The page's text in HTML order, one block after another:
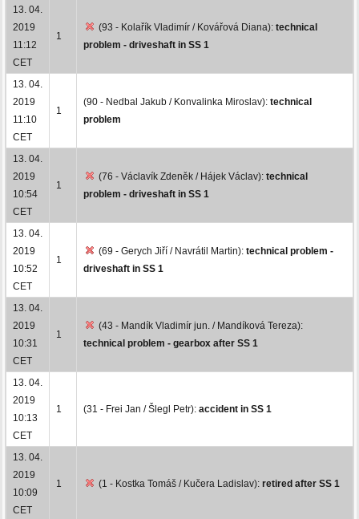
13. 04.
2019
11:12
CET
1
(93 - Kolařík Vladimír / Kovářová Diana): technical
problem - driveshaft in SS 1
13. 04.
2019
11:10
CET
1
(90 - Nedbal Jakub / Konvalinka Miroslav): technical
problem
13. 04.
2019
10:54
CET
1
(76 - Václavík Zdeněk / Hájek Václav): technical
problem - driveshaft in SS 1
13. 04.
2019
10:52
CET
1
(69 - Gerych Jiří / Navrátil Martin): technical problem -
driveshaft in SS 1
13. 04.
2019
10:31
CET
1
(43 - Mandík Vladimír jun. / Mandíková Tereza):
technical problem - gearbox after SS 1
13. 04.
2019
10:13
CET
1 (31 - Frei Jan / Šlegl Petr): accident in SS 1
13. 04.
2019
10:09
CET
1 (1 - Kostka Tomáš / Kučera Ladislav): retired after SS 1